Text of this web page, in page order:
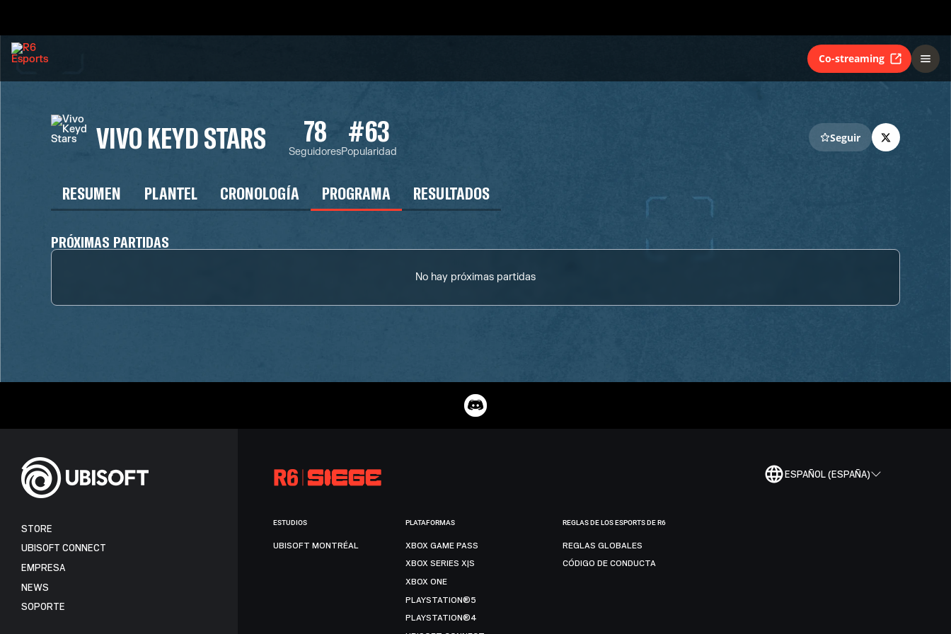
Co-streaming
VIVO KEYD STARS 78
Seguidores
#63
Popularidad
Seguir
RESUMEN PLANTEL CRONOLOGÍA PROGRAMA RESULTADOS
PRÓXIMAS PARTIDAS
No hay próximas partidas
ESPAÑOL (ESPAÑA)
STORE
UBISOFT CONNECT
EMPRESA
NEWS
SOPORTE
ESTUDIOS
UBISOFT MONTRÉAL
PLATAFORMAS
XBOX GAME PASS
XBOX SERIES X|S
XBOX ONE
PLAYSTATION®5
PLAYSTATION®4
REGLAS DE LOS ESPORTS DE R6
REGLAS GLOBALES
CÓDIGO DE CONDUCTA